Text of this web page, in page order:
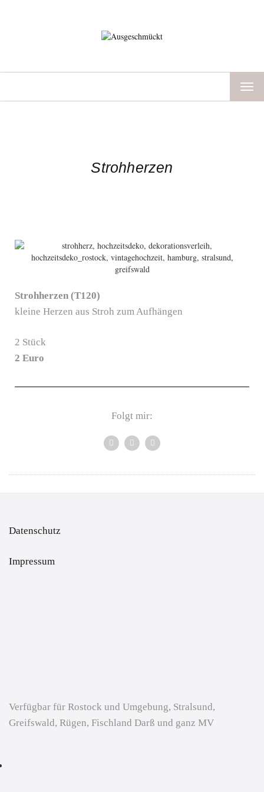
Strohherzen
Strohherzen (T120)
kleine Herzen aus Stroh zum Aufhängen
2 Stück
2 Euro
Folgt mir:
Datenschutz
Impressum
Verfügbar für Rostock und Umgebung, Stralsund,
Greifswald, Rügen, Fischland Darß und ganz MV